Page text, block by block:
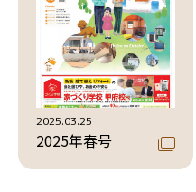
2025.03.25
2025年春号